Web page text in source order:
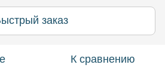
заказ
К сравнению